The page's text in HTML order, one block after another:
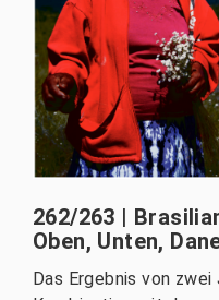
262/263 |
Oben, Unten,
Das Ergebnis von